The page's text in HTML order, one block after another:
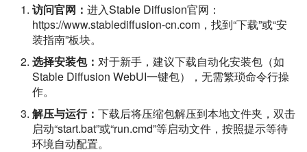
访问官网： 进入Stable Diffusion官网：
https://www.stablediffusion-cn.com，找到“下载”或“安
装指南”板块。
选择安装包： 对于新手，建议下载自动化安装包（如
Stable Diffusion WebUI一键包），无需繁琐命令行操
作。
解压与运行： 下载后将压缩包解压到本地文件夹，双击
启动“start.bat”或“run.cmd”等启动文件，按照提示等待
环境自动配置。